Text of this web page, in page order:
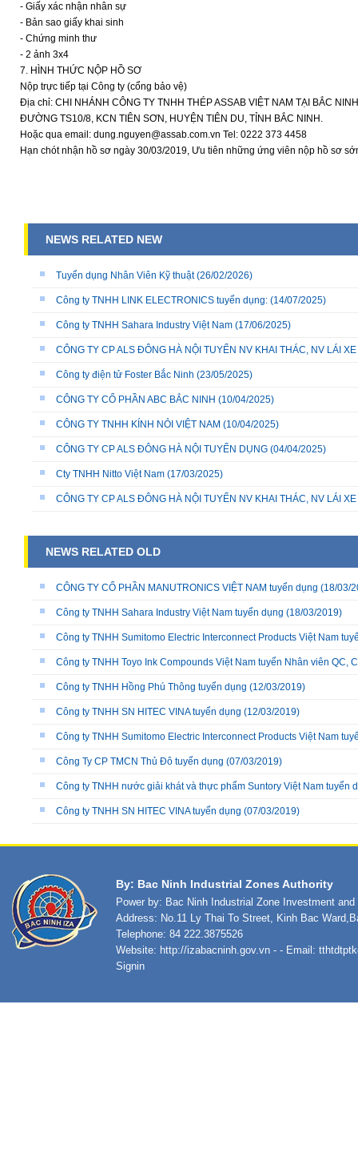
- Giấy xác nhận nhân sự
- Bản sao giấy khai sinh
- Chứng minh thư
- 2 ảnh 3x4
7. HÌNH THỨC NỘP HỒ SƠ
Nộp trực tiếp tại Công ty (cổng bảo vệ)
Địa chỉ: CHI NHÁNH CÔNG TY TNHH THÉP ASSAB VIỆT NAM TẠI BẮC NINH
ĐƯỜNG TS10/8, KCN TIÊN SƠN, HUYỆN TIÊN DU, TỈNH BẮC NINH.
Hoặc qua email: dung.nguyen@assab.com.vn Tel: 0222 373 4458
Hạn chót nhận hồ sơ ngày 30/03/2019, Ưu tiên những ứng viên nộp hồ sơ
NEWS RELATED NEW
Tuyển dụng Nhân Viên Kỹ thuật(26/02/2026)
Công ty TNHH LINK ELECTRONICS tuyển dụng: (14/07/2025)
Công ty TNHH Sahara Industry Việt Nam (17/06/2025)
CÔNG TY CP ALS ĐÔNG HÀ NỘI TUYỂN NV KHAI THÁC, NV LÁI
Công ty điện tử Foster Bắc Ninh (23/05/2025)
CÔNG TY CỔ PHẦN ABC BẮC NINH (10/04/2025)
CÔNG TY TNHH KÍNH NỎI VIỆT NAM (10/04/2025)
CÔNG TY CP ALS ĐÔNG HÀ NỘI TUYỂN DỤNG (04/04/2025)
Cty TNHH Nitto Việt Nam (17/03/2025)
CÔNG TY CP ALS ĐÔNG HÀ NỘI TUYỂN NV KHAI THÁC, NV LÁI
NEWS RELATED OLD
CÔNG TY CỔ PHẦN MANUTRONICS VIỆT NAM tuyển dụng (18/03/
Công ty TNHH Sahara Industry Việt Nam tuyển dụng (18/03/2019)
Công ty TNHH Sumitomo Electric Interconnect Products Việt Nam
Công ty TNHH Toyo Ink Compounds Việt Nam tuyển Nhân viên QC,
Công ty TNHH Hồng Phú Thông tuyển dụng (12/03/2019)
Công ty TNHH SN HITEC VINA tuyển dụng (12/03/2019)
Công ty TNHH Sumitomo Electric Interconnect Products Việt Nam
Công Ty CP TMCN Thủ Đô tuyển dụng (07/03/2019)
Công ty TNHH nước giải khát và thực phẩm Suntory Việt Nam tuyển
Công ty TNHH SN HITEC VINA tuyển dụng (07/03/2019)
By: Bac Ninh Industrial Zones Authority
Power by: Bac Ninh Industrial Zone Investment
Address: No.11 Ly Thai To Street, Kinh Bac
Telephone: 84 222.3875526
Website: http://izabacninh.gov.vn - - Email:
Signin